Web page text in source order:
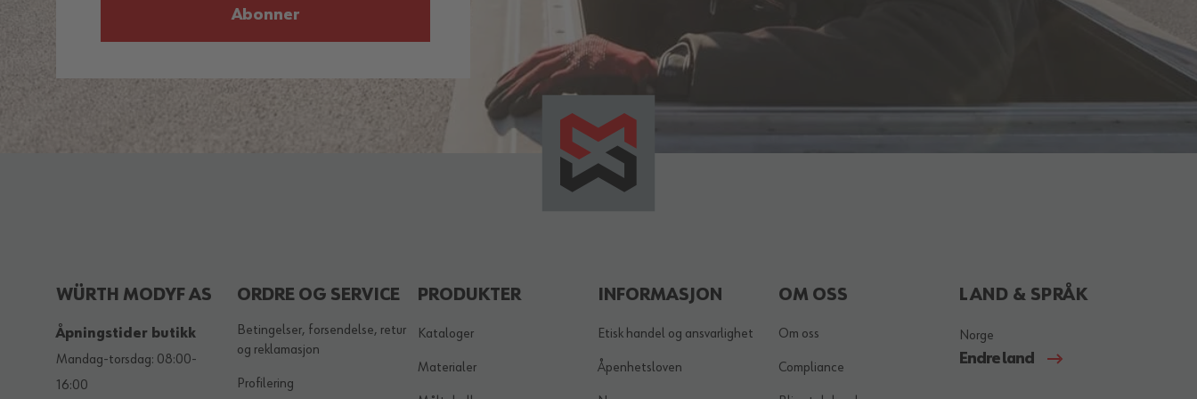
Abonner
WÜRTH MODYF AS
Åpningstider butikk
Mandag-torsdag: 08:00-
16:00
ORDRE OG SERVICE
Betingelser, forsendelse, retur
og reklamasjon
Profilering
PRODUKTER
Kataloger
Materialer
INFORMASJON
Etisk handel og ansvarlighet
Åpenhetsloven
OM OSS
Om oss
Compliance
LAND & SPRÅK
Norge
Endre land